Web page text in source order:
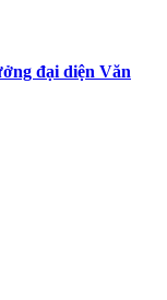
đại diện Văn